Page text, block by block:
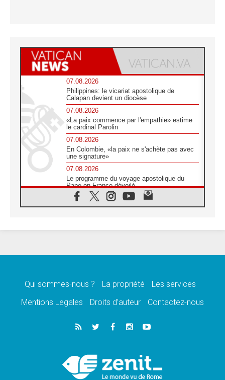
07.08.2026
Philippines: le vicariat apostolique de
Calapan devient un diocèse
07.08.2026
«La paix commence par l'empathie» estime
le cardinal Parolin
07.08.2026
En Colombie, «la paix ne s'achète pas avec
une signature»
07.08.2026
Le programme du voyage apostolique du
Pape en France dévoilé
07.08.2026
1ère Conférence continentale sur l'éducation
07.08.2026
07.08.2026
lancement des «dix jours de prière pour la
06.08.2026
Préparatifs des JMJ 2027 à Séoul: «c'est
Chrétiens et confucéens: respect et sagesse
pour relever les «défis urgents»
Qui sommes-nous ? La propriété
Les services
Mentions Legales
Droits d’auteur Contactez-nous